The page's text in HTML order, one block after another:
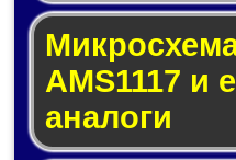
AMS1117 и
ана­ло­ги